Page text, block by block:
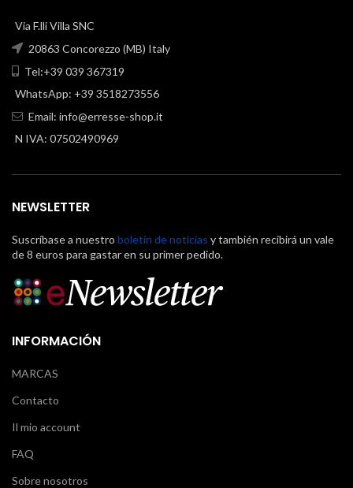
Via F.lli Villa SNC
20863 Concorezzo (MB) Italy
Tel:+39 039 367319
WhatsApp: +39 3518273556
Email: info@erresse-shop.it
N IVA: 07502490969
NEWSLETTER
Suscríbase a nuestro boletín de noticias y también recibirá un vale
de 8 euros para gastar en su primer pedido.
INFORMACIÓN
MARCAS
Contacto
Il mio account
FAQ
Sobre nosotros